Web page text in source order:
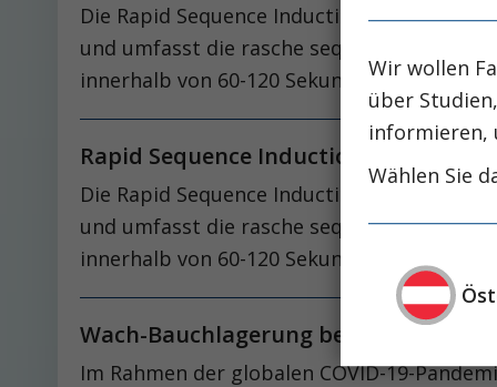
Die Rapid Sequence Induction und
und umfasst die rasche sequentielle
innerhalb von 60-120 Sekunden
Rapid Sequence Induction und
Die Rapid Sequence Induction und
und umfasst die rasche sequentielle
innerhalb von 60-120 Sekunden
Wach-Bauchlagerung bei COVID-19-
Im Rahmen der globalen COVID-19-
Wir wollen
über
informieren,
Wählen Sie